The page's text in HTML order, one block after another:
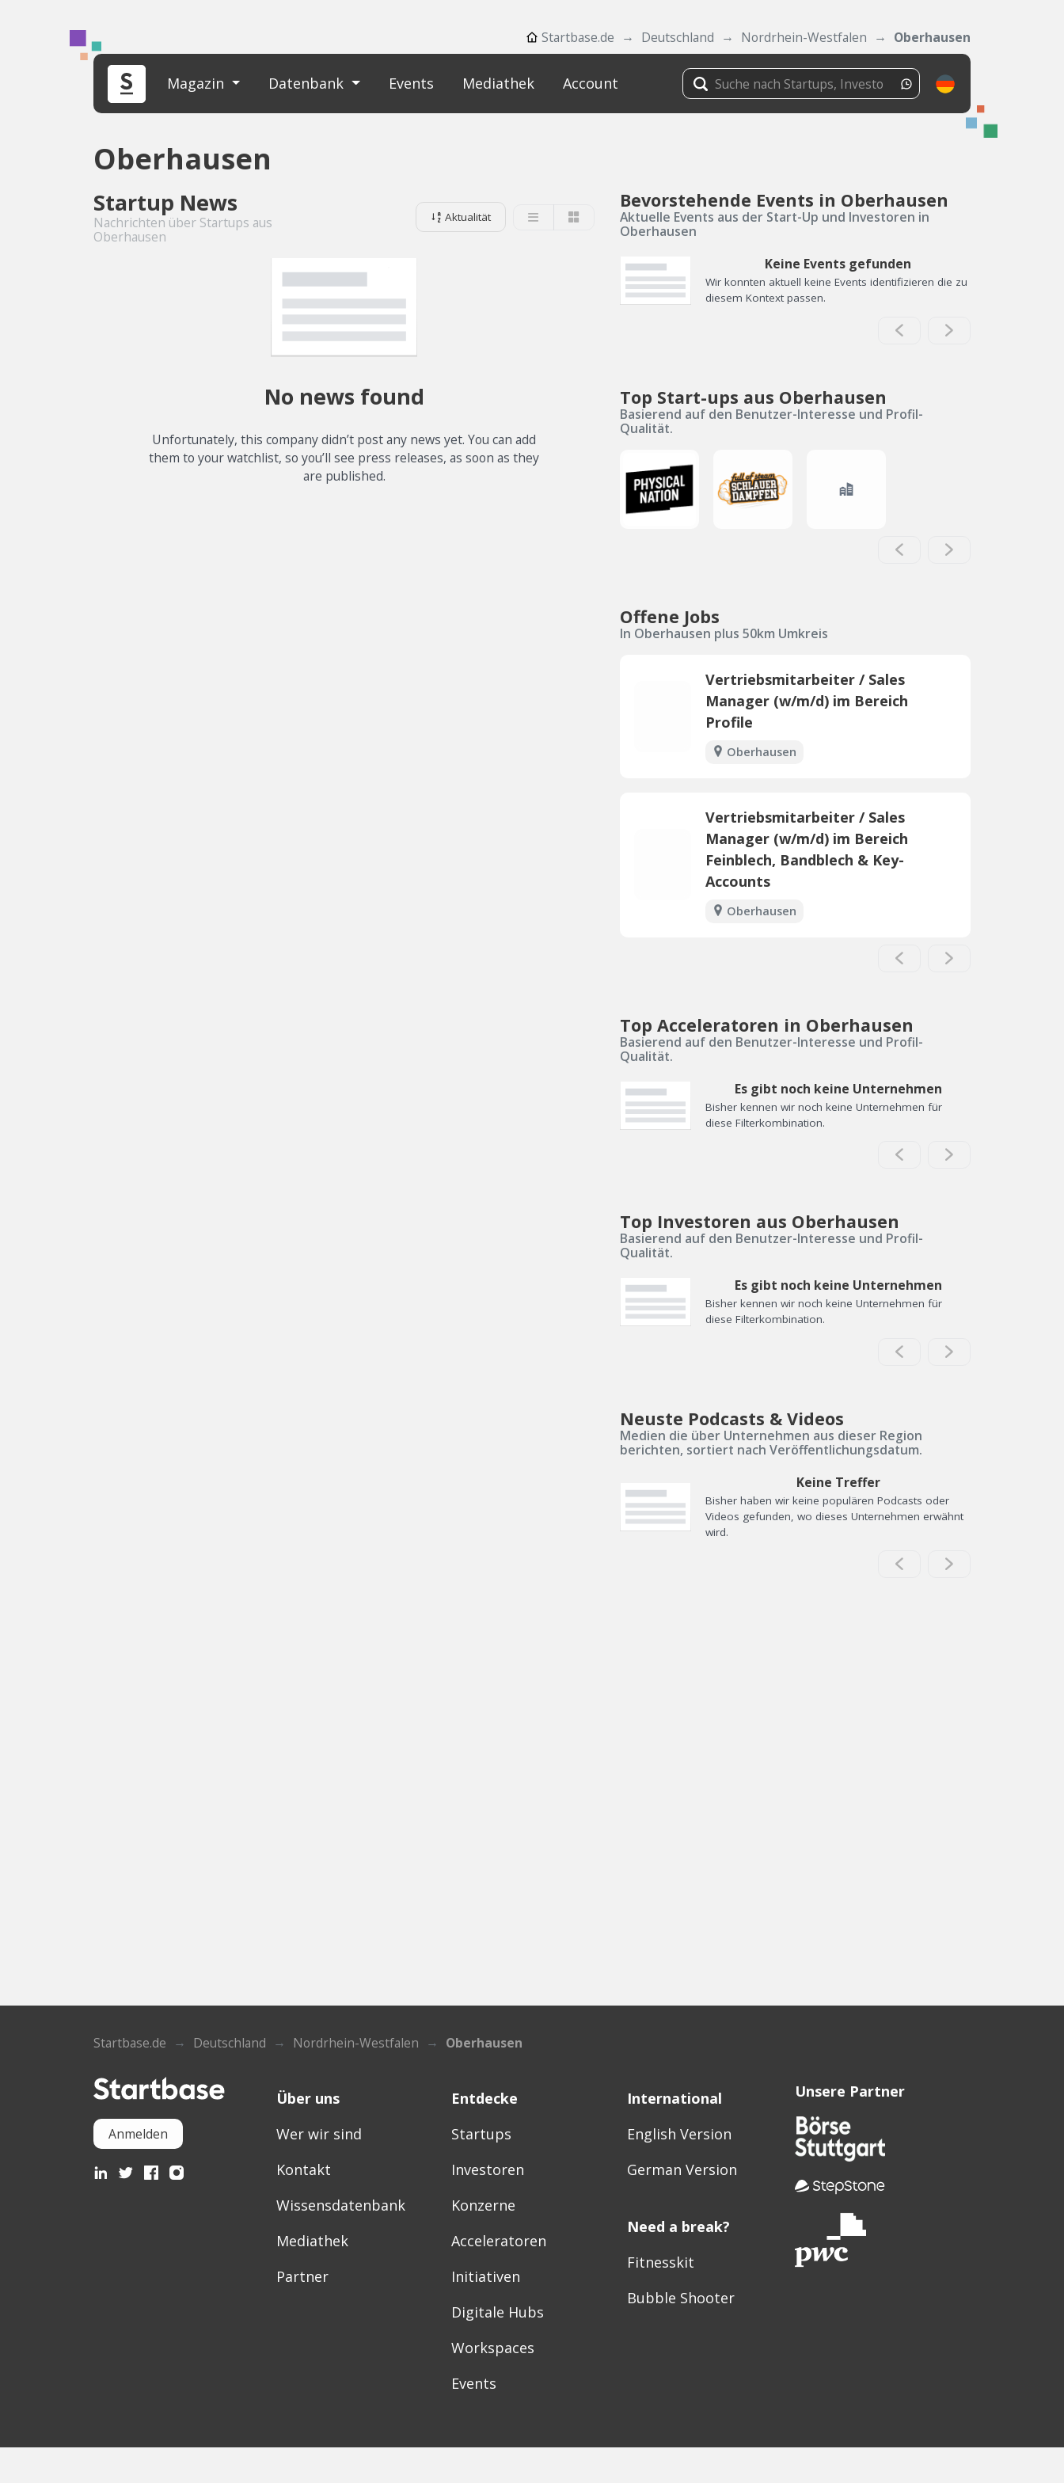
Startbase.de Deutschland Nordrhein-Westfalen Oberhausen
Magazin Datenbank Events Mediathek Account
Oberhausen
Startup News
Nachrichten über Startups aus
Oberhausen
Aktualität
No news found
Unfortunately, this company didn’t post any news yet. You can add
them to your watchlist, so you’ll see press releases, as soon as they
are published.
Bevorstehende Events in Oberhausen
Aktuelle Events aus der Start-Up und Investoren in
Oberhausen
Keine Events gefunden
Wir konnten aktuell keine Events identifizieren die zu
diesem Kontext passen.
Top Start-ups aus Oberhausen
Basierend auf den Benutzer-Interesse und Profil-
Qualität.
Offene Jobs
In Oberhausen plus 50km Umkreis
Vertriebsmitarbeiter / Sales
Manager (w/m/d) im Bereich
Profile
Oberhausen
Vertriebsmitarbeiter / Sales
Manager (w/m/d) im Bereich
Feinblech, Bandblech & Key-
Accounts
Oberhausen
Top Acceleratoren in Oberhausen
Basierend auf den Benutzer-Interesse und Profil-
Qualität.
Es gibt noch keine Unternehmen
Bisher kennen wir noch keine Unternehmen für
diese Filterkombination.
Top Investoren aus Oberhausen
Basierend auf den Benutzer-Interesse und Profil-
Qualität.
Es gibt noch keine Unternehmen
Bisher kennen wir noch keine Unternehmen für
diese Filterkombination.
Neuste Podcasts & Videos
Medien die über Unternehmen aus dieser Region
berichten, sortiert nach Veröffentlichungsdatum.
Keine Treffer
Bisher haben wir keine populären Podcasts oder
Videos gefunden, wo dieses Unternehmen erwähnt
wird.
Startbase.de Deutschland Nordrhein-Westfalen Oberhausen
Anmelden
Über uns
Wer wir sind
Kontakt
Wissensdatenbank
Mediathek
Partner
Entdecke
Startups
Investoren
Konzerne
Acceleratoren
Initiativen
Digitale Hubs
Workspaces
Events
International
English Version
German Version
Need a break?
Fitnesskit
Bubble Shooter
Unsere Partner